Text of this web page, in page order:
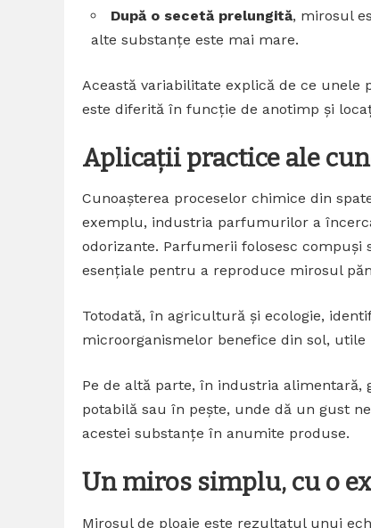
După o secetă prelungită, mirosul
alte substanțe este mai mare.
Această variabilitate explică de ce unele
este diferită în funcție de anotimp și
Aplicații practice ale
Cunoașterea proceselor chimice din
exemplu, industria parfumurilor a
odorizante. Parfumerii folosesc
esențiale pentru a reproduce mirosul
Totodată, în agricultură și ecologie,
microorganismelor benefice din sol,
Pe de altă parte, în industria alimentară,
potabilă sau în pește, unde dă un gust
acestei substanțe în anumite produse.
Un miros simplu, cu o
Mirosul de ploaie este rezultatul unui